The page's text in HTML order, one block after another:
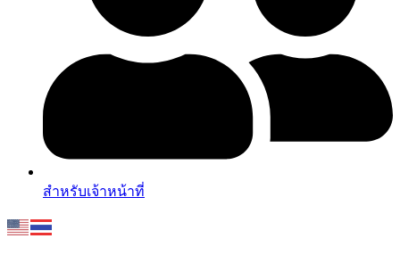
สำหรับเจ้าหน้าที่